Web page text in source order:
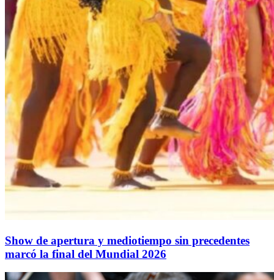
Show de apertura y mediotiempo sin precedentes
marcó la final del Mundial 2026